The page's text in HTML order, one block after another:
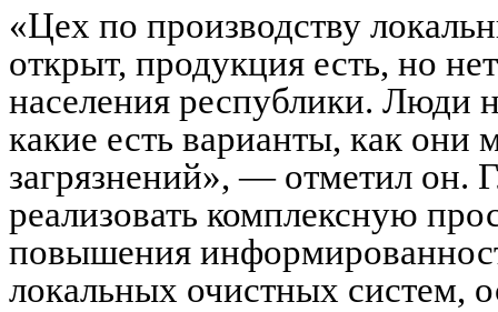
«Цех по производству
открыт, продукция есть, но
населения республики. Люди
какие есть варианты, как они
загрязнений», — отметил он.
реализовать комплексную
повышения
локальных очистных систем,